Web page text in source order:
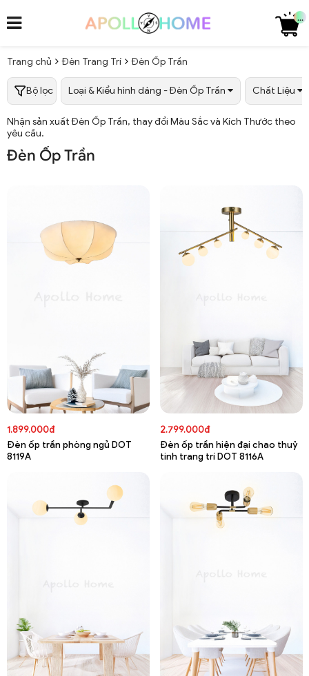
...
Trang chủ Đèn Trang Trí Đèn Ốp Trần
Bộ lọc Loại & Kiểu hình dáng - Đèn Ốp Trần Chất Liệu
Nhận sản xuất Đèn Ốp Trần, thay đổi Màu Sắc và Kích Thước theo
yêu cầu.
Đèn Ốp Trần
1.899.000đ
Đèn ốp trần phòng ngủ DOT
8119A
2.799.000đ
Đèn ốp trần hiện đại chao thuỷ
tinh trang trí DOT 8116A